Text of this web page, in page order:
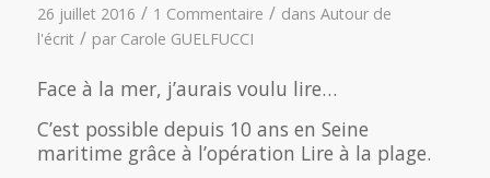
26 juillet 2016 / 1 Commentaire / dans Autour de
l'écrit / par Carole GUELFUCCI
Face à la mer, j’aurais voulu lire…
C’est possible depuis 10 ans en Seine
maritime grâce à l’opération Lire à la plage.